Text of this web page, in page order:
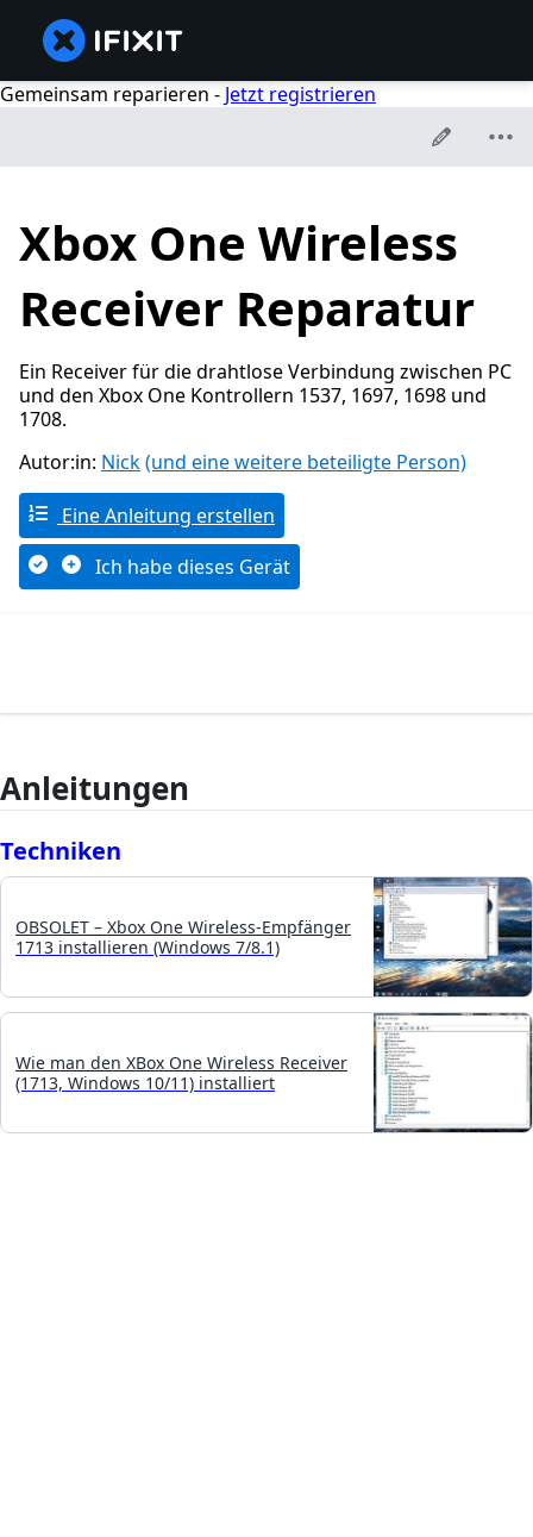
Gemeinsam reparieren - Jetzt registrieren
Xbox One Wireless
Receiver Reparatur
Ein Receiver für die drahtlose Verbindung zwischen PC
und den Xbox One Kontrollern 1537, 1697, 1698 und
1708.
Autor:in: Nick(und eine weitere beteiligte Person)
Eine Anleitung erstellen
Ich habe dieses Gerät
Anleitungen
Techniken
OBSOLET – Xbox One Wireless-Empfänger
1713 installieren (Windows 7/8.1)
Wie man den XBox One Wireless Receiver
(1713, Windows 10/11) installiert